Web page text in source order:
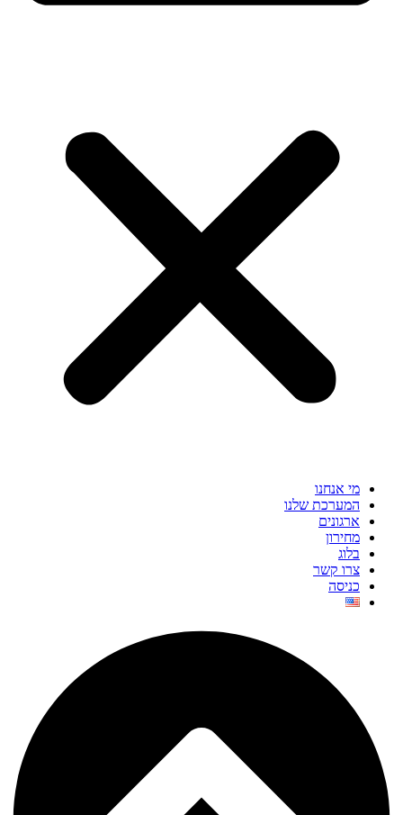
מי אנחנו
המערכת שלנו
ארגונים
מחירון
בלוג
צרו קשר
כניסה